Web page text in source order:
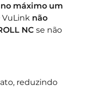
no máximo um
VuLink não
NC se não
reduzindo